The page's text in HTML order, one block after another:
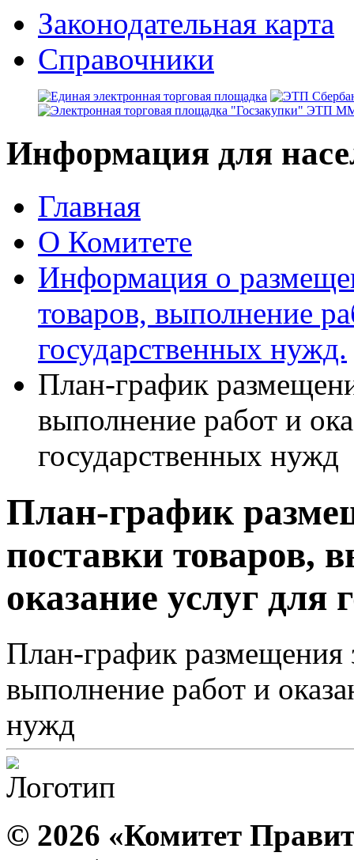
Законодательная карта
Справочники
Информация для
Главная
О Комитете
Информация о
товаров, выполнение
государственных нужд.
План-график
выполнение работ и
государственных нужд
План-график
поставки товаров,
оказание услуг для
План-график размещения
выполнение работ и
нужд
© 2026 «Комитет